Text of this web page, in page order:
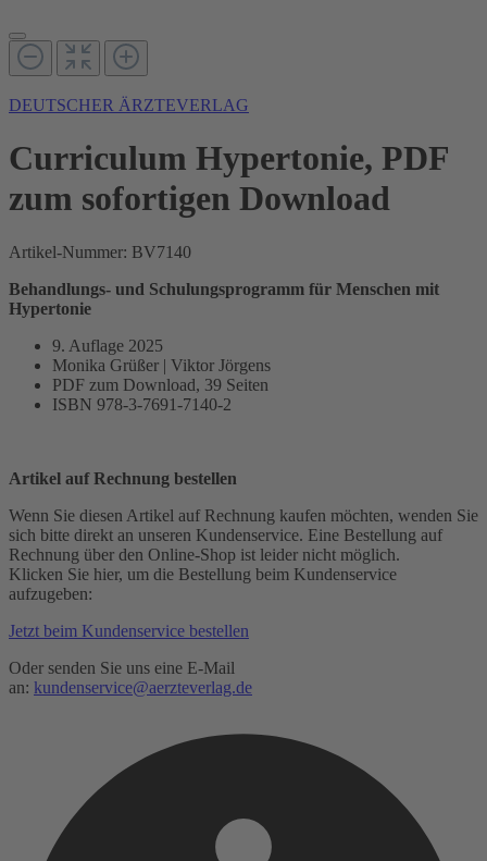
DEUTSCHER ÄRZTEVERLAG
Curriculum Hypertonie, PDF
zum sofortigen Download
Artikel-Nummer: BV7140
Behandlungs- und Schulungsprogramm für Menschen mit
Hypertonie
9. Auflage 2025
Monika Grüßer | Viktor Jörgens
PDF zum Download, 39 Seiten
ISBN 978-3-7691-7140-2
Artikel auf Rechnung bestellen
Wenn Sie diesen Artikel auf Rechnung kaufen möchten, wenden Sie
sich bitte direkt an unseren Kundenservice. Eine Bestellung auf
Rechnung über den Online-Shop ist leider nicht möglich.
Klicken Sie hier, um die Bestellung beim Kundenservice
aufzugeben:
Jetzt beim Kundenservice bestellen
Oder senden Sie uns eine E-Mail
an: kundenservice@aerzteverlag.de